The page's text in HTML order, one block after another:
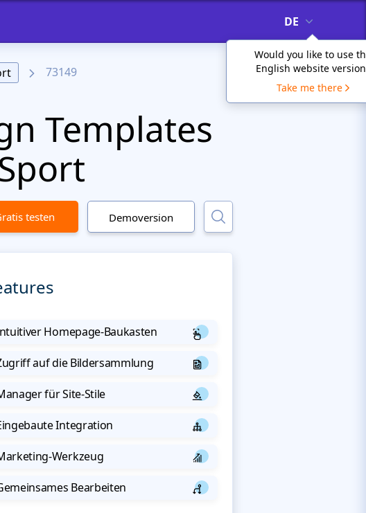
DE
Would you like to use
English website
Take me there
73149
Templates
testen Demoversion
Homepage-Baukasten
auf die Bildersammlung
für Site-Stile
Integration
Werkzeug
Bearbeiten